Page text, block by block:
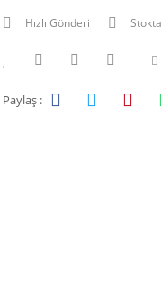
Hızlı Gönderi
Paylaş :